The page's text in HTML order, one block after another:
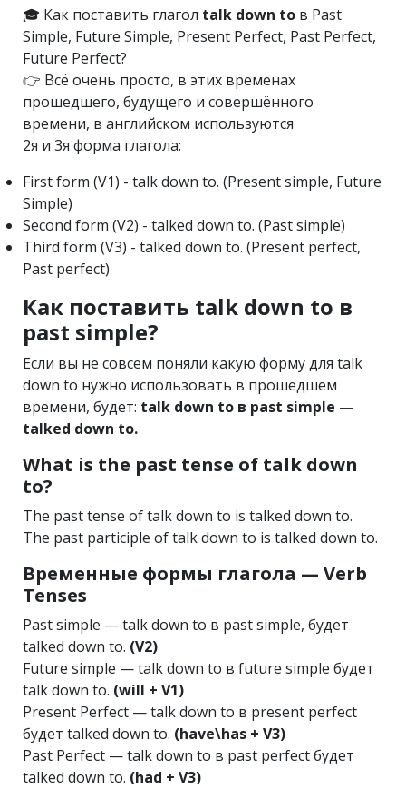
🎓 Как поставить глагол talk down to в Past
Simple, Future Simple, Present Perfect, Past Perfect,
Future Perfect?
👉 Всё очень просто, в этих временах
прошедшего, будущего и совершённого
времени, в английском используются
2я и 3я форма глагола:
First form (V1) - talk down to. (Present simple, Future
Simple)
Second form (V2) - talked down to. (Past simple)
Third form (V3) - talked down to. (Present perfect,
Past perfect)
Как поставить talk down to в
past simple?
Если вы не совсем поняли какую форму для talk
down to нужно использовать в прошедшем
времени, будет: talk down to в past simple —
talked down to.
What is the past tense of talk down
to?
The past tense of talk down to is talked down to.
The past participle of talk down to is talked down to.
Временные формы глагола — Verb
Tenses
Past simple — talk down to в past simple, будет
talked down to. (V2)
Future simple — talk down to в future simple будет
talk down to. (will + V1)
Present Perfect — talk down to в present perfect
будет talked down to. (have\has + V3)
Past Perfect — talk down to в past perfect будет
talked down to. (had + V3)